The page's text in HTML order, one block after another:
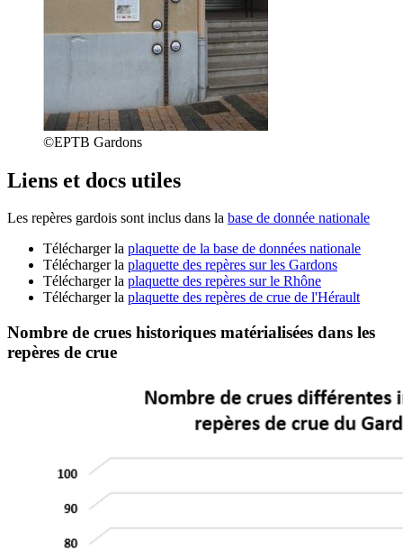
©EPTB Gardons
Liens et docs utiles
Les repères gardois sont inclus dans la base de donnée nationale
Télécharger la plaquette de la base de données nationale
Télécharger la plaquette des repères sur les Gardons
Télécharger la plaquette des repères sur le Rhône
Télécharger la plaquette des repères de crue de l'Hérault
Nombre de crues historiques matérialisées dans les
repères de crue